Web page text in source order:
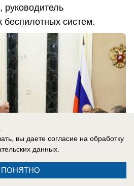
руководитель
систем.
вы даете согласие на обработку
данных.
ПОНЯТНО